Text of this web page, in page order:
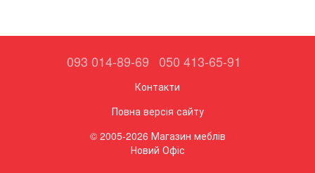
093 014-89-69 050 413-65-91
Контакти
Повна версія сайту
© 2005-2026 Магазин меблів
Новий Офіс